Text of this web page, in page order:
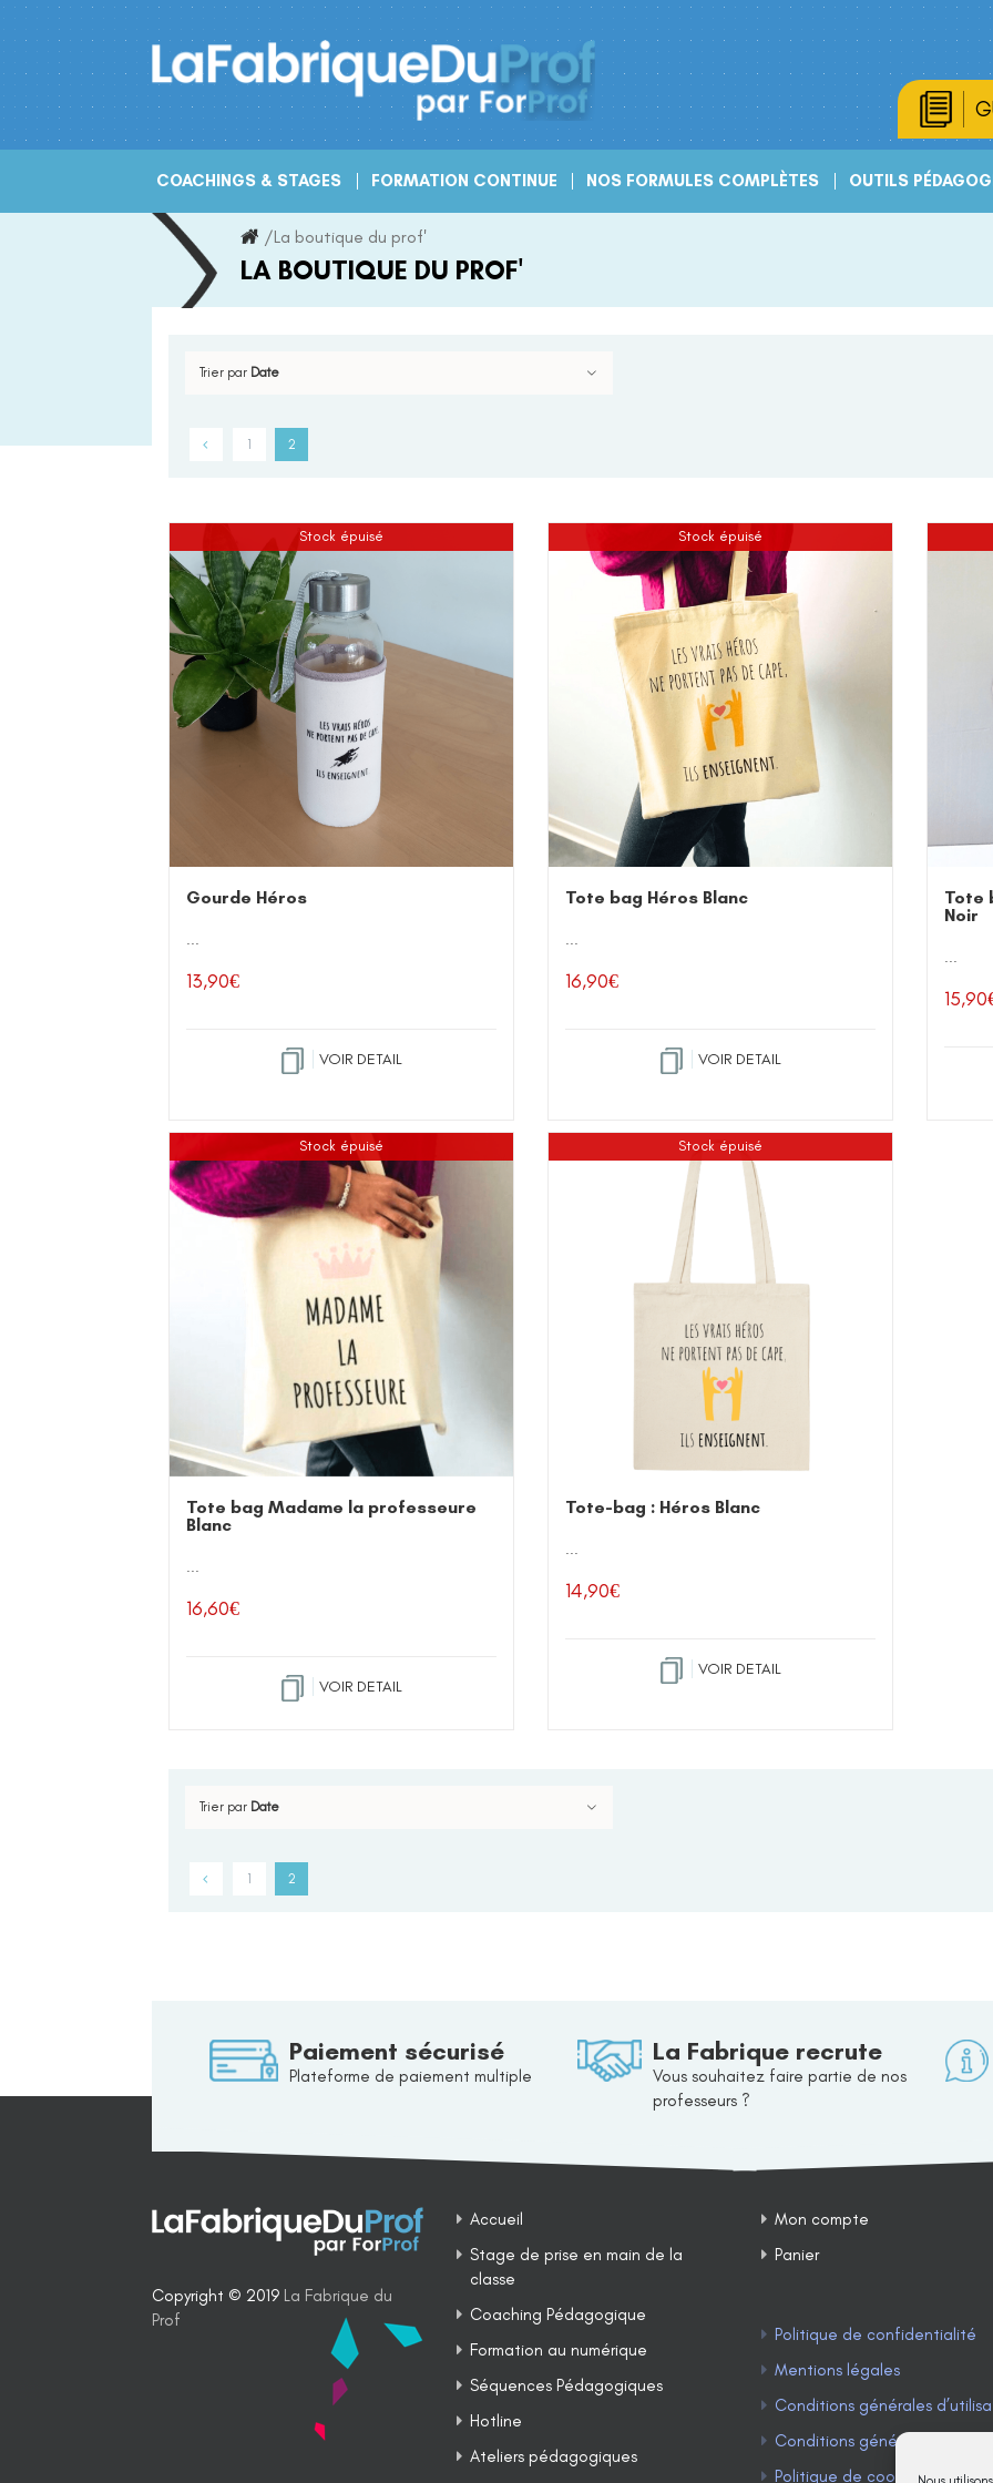
Skip
to
COACHINGS & STAGES FORMATION CONTINUE NOS FORMULES COMPLÈTES OUTILS
/La boutique du prof'
LA BOUTIQUE DU PROF'
Trier par Date
1 2
Stock épuisé
Gourde Héros
...
13,90€
VOIR DETAIL
Stock épuisé
Tote bag Héros Blanc
...
16,90€
VOIR DETAIL
Tote
Noir
...
15,90
Stock épuisé
Tote bag Madame la professeure
Blanc
...
16,60€
VOIR DETAIL
Stock épuisé
Tote-bag : Héros Blanc
...
14,90€
VOIR DETAIL
Trier par Date
1 2
Paiement sécurisé
Plateforme de paiement multiple
La Fabrique recrute
Vous souhaitez faire partie de nos
professeurs ?
Copyright © 2019 La Fabrique du
Prof
Accueil
Stage de prise en main de la
classe
Coaching Pédagogique
Formation au numérique
Séquences Pédagogiques
Hotline
Ateliers pédagogiques
Mon compte
Panier
Politique de confidentialité
Mentions légales
Conditions générales
Conditions générales de vente
Politique de cookies (UE)